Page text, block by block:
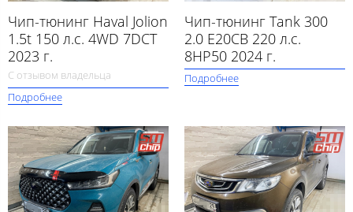
Чип-тюнинг Haval Jolion
1.5t 150 л.с. 4WD 7DCT
2023 г.
С отзывом владельца
Подробнее
Чип-тюнинг Tank 300
2.0 E20CB 220 л.с.
8HP50 2024 г.
Подробнее